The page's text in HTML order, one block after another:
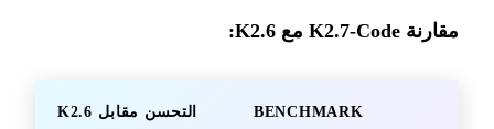
مقارنة K2.7-Code مع K2.6:
BENCHMARK التحسن مقابل K2.6